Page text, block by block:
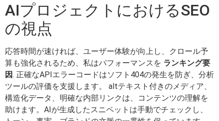
AIプロジェクトにおけるSEO
の視点
応答時間が速ければ、ユーザー体験が向上し、クロール予
算も強化されるため、私はパフォーマンスを ランキング要
因 . 正確なAPIエラーコードはソフト404の発生を防ぎ、分析
ツールの評価を支援します。 altテキスト付きのメディア、
構造化データ、明確な内部リンクは、コンテンツの理解を
助けます。AIが生成したスニペットは手動でチェックし、